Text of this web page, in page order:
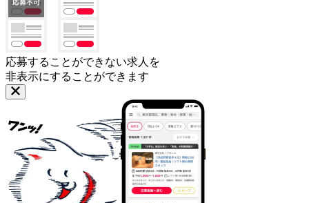
応募することができない求人を
非表示にすることができます